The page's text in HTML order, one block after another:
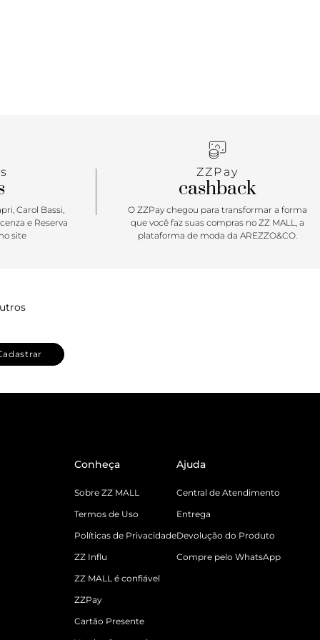
Carol Bassi,
e Reserva
site
ZZPay
cashback
O ZZPay chegou para transformar a forma
que você faz suas compras no ZZ MALL, a
plataforma de moda da AREZZO&CO.
Conheça
Sobre ZZ MALL
Termos de Uso
Políticas de Privacidade
ZZ Influ
ZZ MALL é confiável
ZZPay
Cartão Presente
Ajuda
Central de Atendimento
Entrega
Devolução do Produto
Compre pelo WhatsApp